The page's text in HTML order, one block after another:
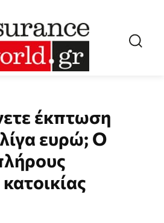
έκπτωση
ευρώ; Ο